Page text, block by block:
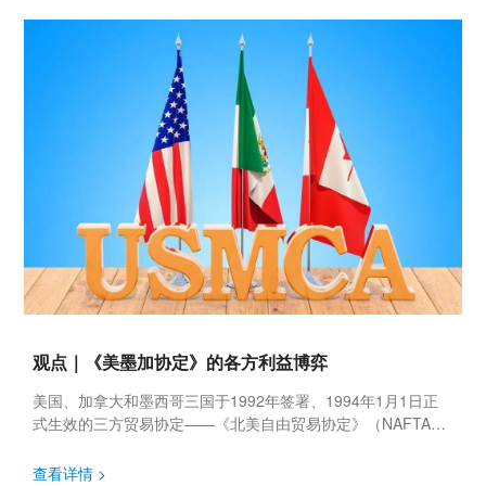
观点｜《美墨加协定》的各方利益博弈
美国、加拿大和墨西哥三国于1992年签署、1994年1月1日正
式生效的三方贸易协定——《北美自由贸易协定》（NAFTA）
结合在...
查看详情 >